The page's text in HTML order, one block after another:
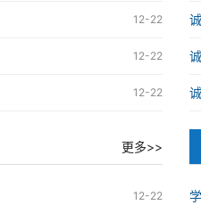
12-22
12-22
12-22
更多>>
12-22